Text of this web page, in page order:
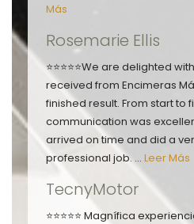
Más
Rosemarie Ellis
⭐⭐⭐⭐⭐We are delighted
received from Encimeras
finished result. From start to
communication was
arrived on time and did a
professional job. ... Leer Más
TecnyMotor
⭐⭐⭐⭐⭐ Magnífica